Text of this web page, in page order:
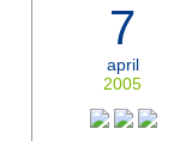
7
april
2005